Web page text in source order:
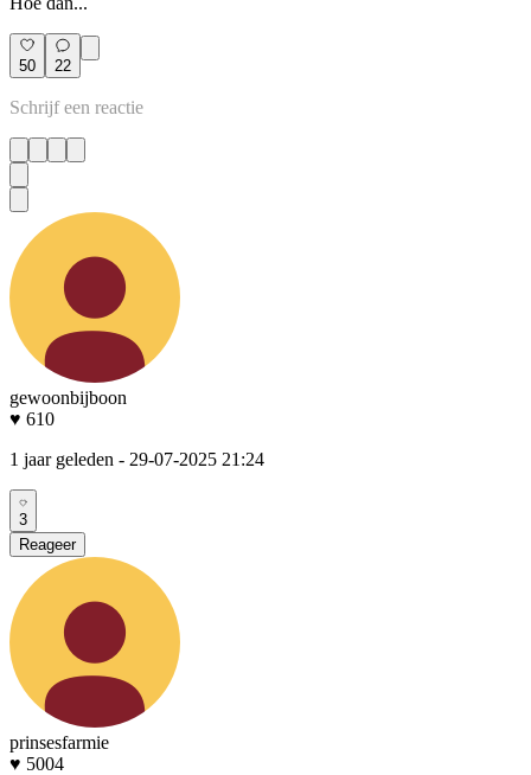
50 22
gewoonbijboon
♥ 610
1 jaar geleden - 29-07-2025 21:24
3
Reageer
prinsesfarmie
♥ 5004